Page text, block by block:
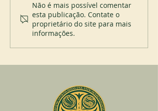
Não é mais possível comentar
esta publicação. Contate o
proprietário do site para mais
informações.